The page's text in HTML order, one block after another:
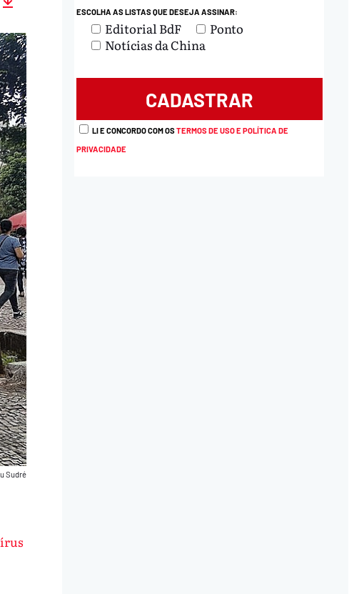
Sudré
ESCOLHA AS LISTAS QUE DESEJA ASSINAR:
Editorial BdF
Ponto
Notícias da China
LI E CONCORDO COM OSTERMOS DE USO E POLÍTICA DE
PRIVACIDADE